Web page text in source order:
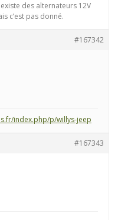
des alternateurs 12V
c’est pas donné.
#167342
index.php/p/willys-jeep
#167343